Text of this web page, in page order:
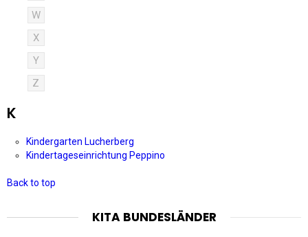
W
X
Y
Z
K
Kindergarten Lucherberg
Kindertageseinrichtung Peppino
Back to top
KITA BUNDESLÄNDER